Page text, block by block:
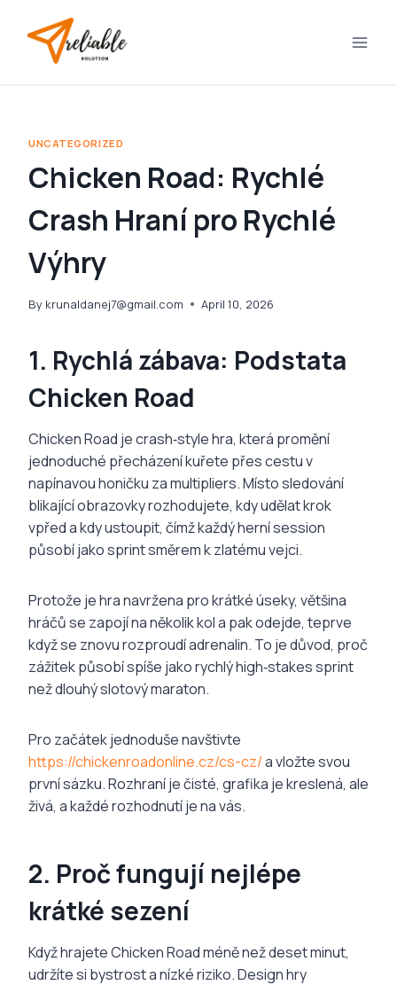
content
UNCATEGORIZED
Chicken Road: Rychlé
Crash Hraní pro Rychlé
Výhry
By krunaldanej7@gmail.com April 10, 2026
1. Rychlá zábava: Podstata
Chicken Road
Chicken Road je crash‑style hra, která promění
jednoduché přecházení kuřete přes cestu v
napínavou honičku za multipliers. Místo sledování
blikající obrazovky rozhodujete, kdy udělat krok
vpřed a kdy ustoupit, čímž každý herní session
působí jako sprint směrem k zlatému vejci.
Protože je hra navržena pro krátké úseky, většina
hráčů se zapojí na několik kol a pak odejde, teprve
když se znovu rozproudí adrenalin. To je důvod, proč
zážitek působí spíše jako rychlý high‑stakes sprint
než dlouhý slotový maraton.
Pro začátek jednoduše navštivte
https://chickenroadonline.cz/cs-cz/a vložte svou
první sázku. Rozhraní je čisté, grafika je kreslená, ale
živá, a každé rozhodnutí je na vás.
2. Proč fungují nejlépe
krátké sezení
Když hrajete Chicken Road méně než deset minut,
udržíte si bystrost a nízké riziko. Design hry